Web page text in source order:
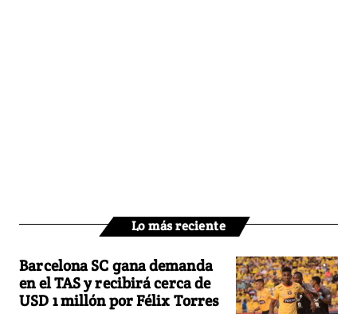
Lo más reciente
Barcelona SC gana demanda
en el TAS y recibirá cerca de
USD 1 millón por Félix Torres